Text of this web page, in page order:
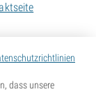
dass unsere